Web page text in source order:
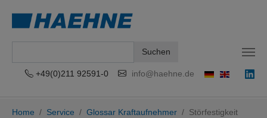
Suchen
+49(0)211 92591-0 info@haehne.de
Home
Service Glossar Kraftaufnehmer Störfestigkeit